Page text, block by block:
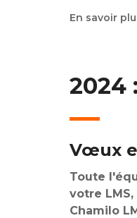
En savoir
sur Tutoriel
2024
Vœux
Toute
votre
Chamilo